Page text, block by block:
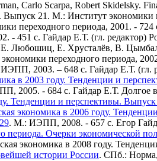
Carlo Scarpa, Robert Skidelsky.
21. М.: Институт экономики
переходного периода, 2001. - 724
- 451 с. Гайдар Е.Т. (гл. редактор)
Любошиц, Е. Хрусталёв, В.
переходного периода,
2003. – 648 с. Гайдар Е.Т. (гл.
в 2003 году. Тенденции и
2005. - 684 с. Гайдар Е.Т. Долгое
Тенденции и перспективы.
экономика в 2006 году.
. М.: ИЭПП, 2008. - 657 с. Егор
периода. Очерки экономической
экономика в 2008 году.
истории России. СПб.: Норма,